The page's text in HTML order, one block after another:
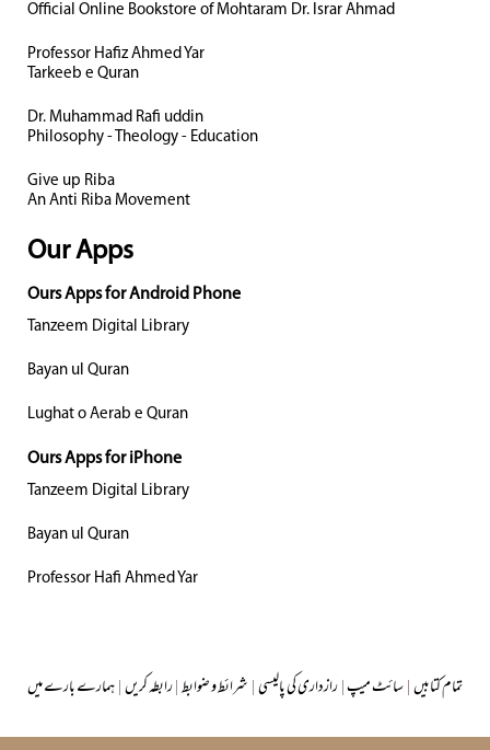
Official Online Bookstore of Mohtaram Dr. Israr Ahmad
Professor Hafiz Ahmed Yar
Tarkeeb e Quran
Dr. Muhammad Rafi uddin
Philosophy - Theology - Education
Give up Riba
An Anti Riba Movement
Our Apps
Ours Apps for Android Phone
Tanzeem Digital Library
Bayan ul Quran
Lughat o Aerab e Quran
Ours Apps for iPhone
Tanzeem Digital Library
Bayan ul Quran
Professor Hafi Ahmed Yar
ہمارے بارے میں|رابطہ کریں|شرائط و ضوابط|رازداری کی پالیسی|سائٹ میپ|تمام کتابیں